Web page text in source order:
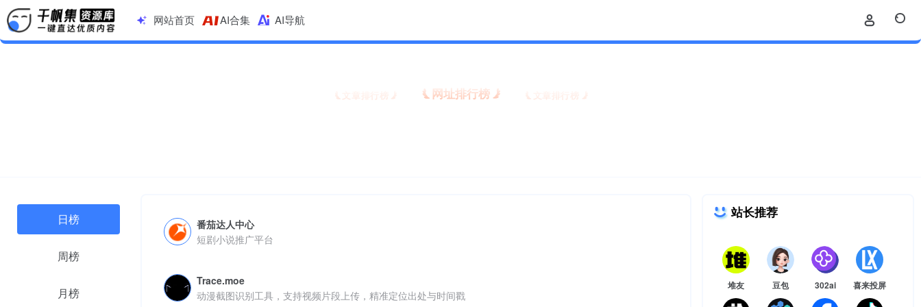
网站首页 AI合集 AI导航
网址排行榜 文章排行榜
文章排行榜
日榜
周榜
月榜
番茄达人中心
短剧小说推广平台
Trace.moe
动漫截图识别工具，支持视频片段上传，精准定位出处与时间戳
站长推荐
堆友 豆包 302ai 喜来投屏